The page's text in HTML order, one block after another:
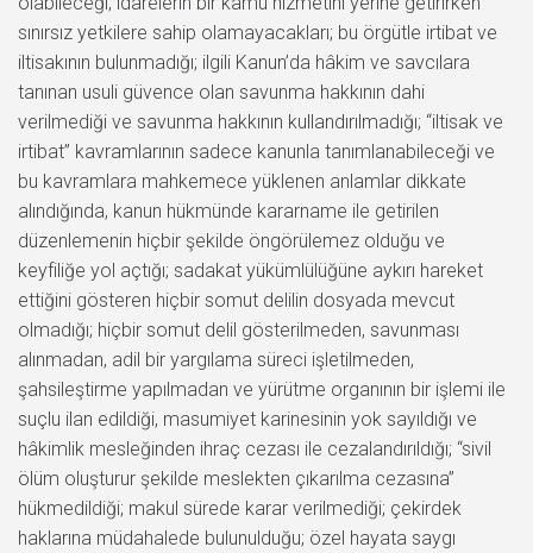
sınırsız yetkilere sahip olamayacakları; bu örgütle irtibat ve
iltisakının bulunmadığı; ilgili Kanun’da hâkim ve savcılara
tanınan usuli güvence olan savunma hakkının dahi
verilmediği ve savunma hakkının kullandırılmadığı; “iltisak ve
irtibat” kavramlarının sadece kanunla tanımlanabileceği ve
bu kavramlara mahkemece yüklenen anlamlar dikkate
alındığında, kanun hükmünde kararname ile getirilen
düzenlemenin hiçbir şekilde öngörülemez olduğu ve
keyfiliğe yol açtığı; sadakat yükümlülüğüne aykırı hareket
ettiğini gösteren hiçbir somut delilin dosyada mevcut
olmadığı; hiçbir somut delil gösterilmeden, savunması
alınmadan, adil bir yargılama süreci işletilmeden,
şahsileştirme yapılmadan ve yürütme organının bir işlemi ile
suçlu ilan edildiği, masumiyet karinesinin yok sayıldığı ve
hâkimlik mesleğinden ihraç cezası ile cezalandırıldığı; “sivil
ölüm oluşturur şekilde meslekten çıkarılma cezasına”
hükmedildiği; makul sürede karar verilmediği; çekirdek
haklarına müdahalede bulunulduğu; özel hayata saygı